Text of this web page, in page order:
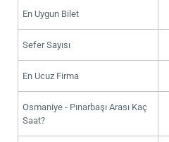
En Uygun Bilet
Sefer Sayısı
En Ucuz Firma
Osmaniye - Pınarbaşı Arası Kaç
Saat?